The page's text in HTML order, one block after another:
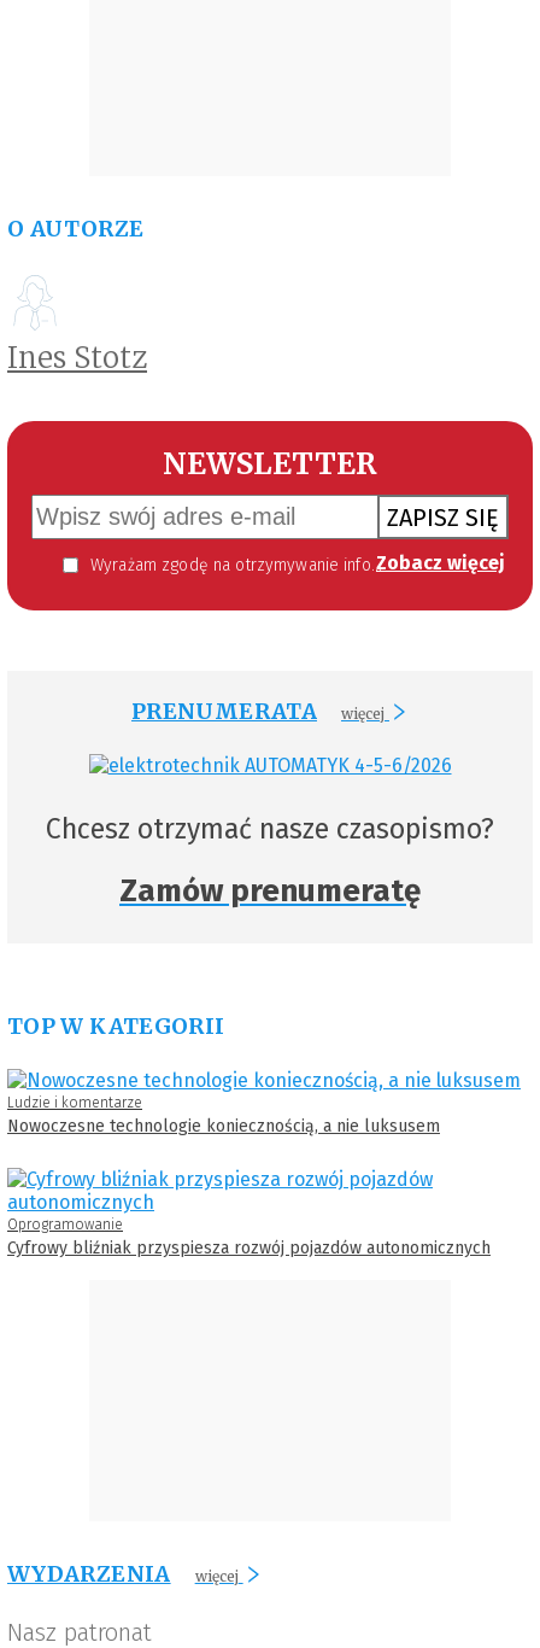
O AUTORZE
Ines Stotz
NEWSLETTER
ZAPISZ SIĘ
Wyrażam zgodę na otrzymywanie informacji handlowej kierowanej do mnie za pomocą środków komunikacji elektronicznej w szczególności poczty elektronicznej zgodnie z przepisem art. 10 ust 2 ustawy z dnia 18 lipca 2002 roku o świadczeniu usług drogą elektroniczną (Dz. U. 144 z 2002 r. poz. 1204). Zgoda jest dobrowolna, jednak jej wyrażenie jest konieczne, aby otrzymywać newsletter. Zobacz więcej
PRENUMERATA więcej
Chcesz otrzymać nasze czasopismo?
Zamów prenumeratę
TOP W KATEGORII
Ludzie i komentarze
Nowoczesne technologie koniecznością, a nie luksusem
Oprogramowanie
Cyfrowy bliźniak przyspiesza rozwój pojazdów autonomicznych
WYDARZENIA więcej
Nasz patronat